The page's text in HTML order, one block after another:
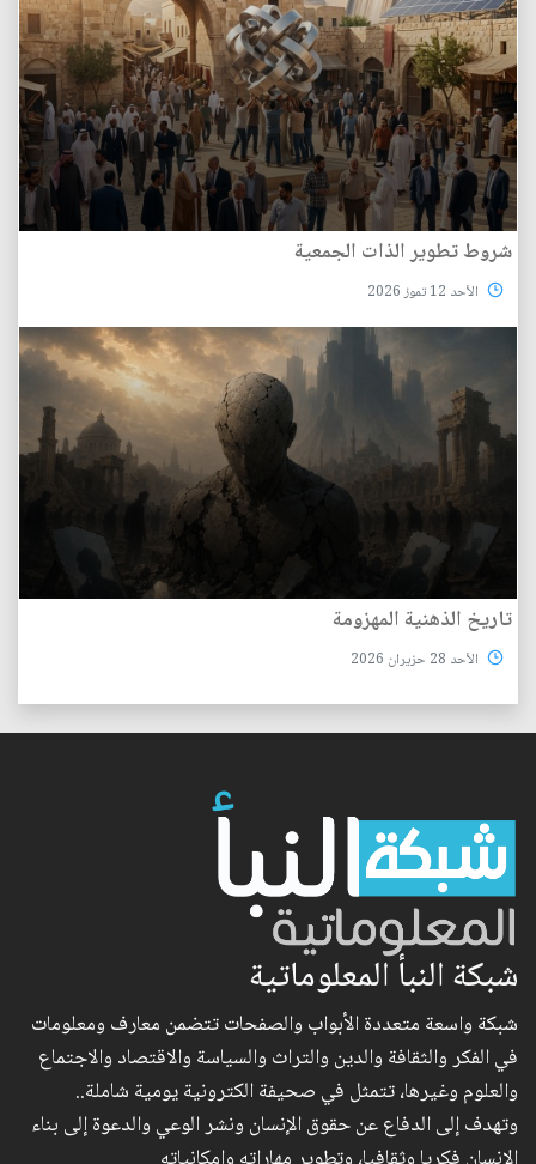
شروط تطوير الذات الجمعية
الأحد 12 تموز 2026
تاريخ الذهنية المهزومة
الأحد 28 حزيران 2026
شبكة النبأ المعلوماتية
شبكة واسعة متعددة الأبواب والصفحات تتضمن معارف ومعلومات
في الفكر والثقافة والدين والتراث والسياسة والاقتصاد والاجتماع
والعلوم وغيرها، تتمثل في صحيفة الكترونية يومية شاملة..
وتهدف إلى الدفاع عن حقوق الإنسان ونشر الوعي والدعوة إلى بناء